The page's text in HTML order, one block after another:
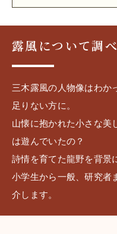
露風について調
三木露風の人物像はわか
足りない方に。
山懐に抱かれた小さな美
は遊んでいたの？
詩情を育てた龍野を背景
小学生から一般、研究者
介します。